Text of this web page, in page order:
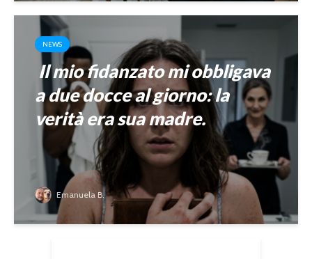
NEWS
Il mio fidanzato mi obbligava
a due docce al giorno: la
verità era sua madre.
Emanuela B.